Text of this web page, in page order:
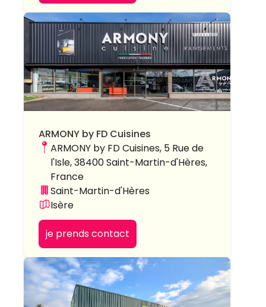
ARMONY by FD Cuisines
ARMONY by FD Cuisines, 5 Rue de
l'Isle, 38400 Saint-Martin-d'Hères,
France
Saint-Martin-d'Hères
Isère
je prends contact